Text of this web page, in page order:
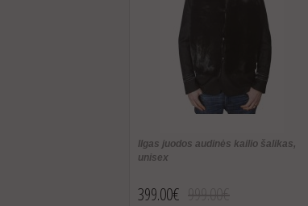
Ilgas juodos audinės kailio šalikas,
unisex
399.00€